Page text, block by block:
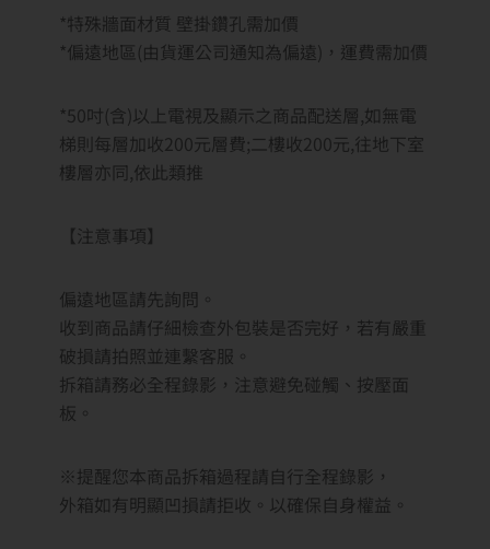
*特殊牆面材質 壁掛鑽孔需加價
*偏遠地區(由貨運公司通知為偏遠)，運費需加價
*50吋(含)以上電視及顯示之商品配送層,如無電
梯則每層加收200元層費;二樓收200元,往地下室
樓層亦同,依此類推
【注意事項】
偏遠地區請先詢問。
收到商品請仔細檢查外包裝是否完好，若有嚴重
破損請拍照並連繫客服。
拆箱請務必全程錄影，注意避免碰觸、按壓面
板。
※提醒您本商品拆箱過程請自行全程錄影，
外箱如有明顯凹損請拒收。以確保自身權益。